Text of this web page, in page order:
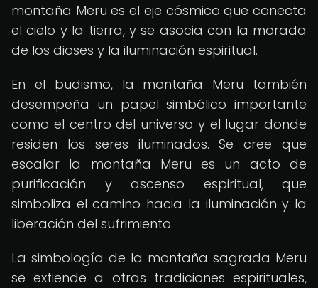
montaña Meru es el eje cósmico que conecta
el cielo y la tierra, y se asocia con la morada
de los dioses y la iluminación espiritual.
En el budismo, la montaña Meru también
desempeña un papel simbólico importante
como el centro del universo y el lugar donde
residen los seres iluminados. Se cree que
escalar la montaña Meru es un acto de
purificación y ascenso espiritual, que
simboliza el camino hacia la iluminación y la
liberación del sufrimiento.
La simbología de la montaña sagrada Meru
se extiende a otras tradiciones espirituales,